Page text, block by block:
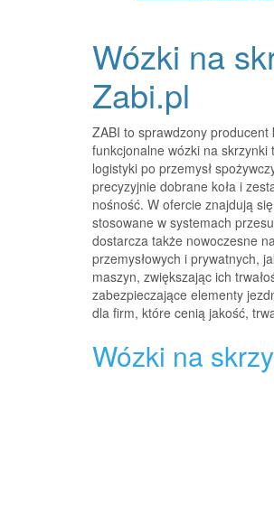
Wózki na
Zabi.pl
ZABI to sprawdzony
funkcjonalne wózki na
logistyki po przemysł
precyzyjnie dobrane koła i
nośność. W ofercie znajdują
stosowane w systemach
dostarcza także nowoczesne
przemysłowych i prywatnych,
maszyn, zwiększając ich
zabezpieczające elementy
dla firm, które cenią jakość,
Wózki na